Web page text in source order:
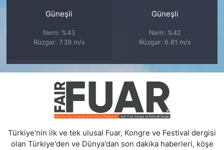
Güneşli
Nem: %43
Rüzgar: 7.39 m/s
Güneşli
Nem: %42
Rüzgar: 6.81 m/s
Türkiye'nin ilk ve tek ulusal Fuar, Kongre ve Festival dergisi
olan Türkiye'den ve Dünya'dan son dakika haberleri, köşe